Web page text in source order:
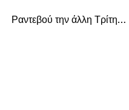
Ραντεβού την άλλη Τρίτη…